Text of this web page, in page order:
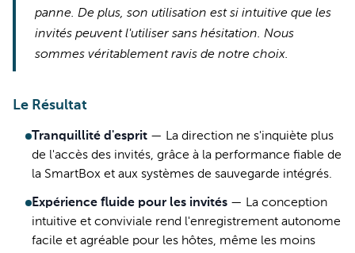
panne. De plus, son utilisation est si intuitive que les
invités peuvent l'utiliser sans hésitation. Nous
sommes véritablement ravis de notre choix.
Le Résultat
Tranquillité d'esprit — La direction ne s'inquiète plus
de l'accès des invités, grâce à la performance fiable de
la SmartBox et aux systèmes de sauvegarde intégrés.
Expérience fluide pour les invités — La conception
intuitive et conviviale rend l'enregistrement autonome
facile et agréable pour les hôtes, même les moins